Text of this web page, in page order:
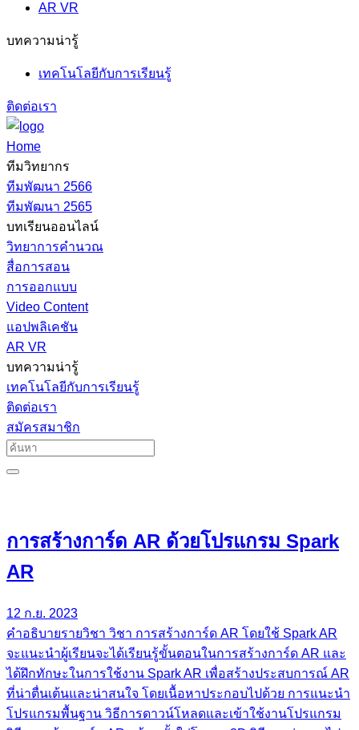
AR VR
บทความน่ารู้
เทคโนโลยีกับการเรียนรู้
ติดต่อเรา
Home
ทีมวิทยากร
ทีมพัฒนา 2566
ทีมพัฒนา 2565
บทเรียนออนไลน์
วิทยาการคำนวณ
สื่อการสอน
การออกแบบ
Video Content
แอปพลิเคชัน
AR VR
บทความน่ารู้
เทคโนโลยีกับการเรียนรู้
ติดต่อเรา
สมัครสมาชิก
การสร้างการ์ด AR ด้วยโปรแกรม Spark
AR
12 ก.ย. 2023
คำอธิบายรายวิชา วิชา การสร้างการ์ด AR โดยใช้ Spark AR
จะแนะนำผู้เรียนจะได้เรียนรู้ขั้นตอนในการสร้างการ์ด AR และ
ได้ฝึกทักษะในการใช้งาน Spark AR เพื่อสร้างประสบการณ์ AR
ที่น่าตื่นเต้นและน่าสนใจ โดยเนื้อหาประกอบไปด้วย การแนะนำ
โปรแกรมพื้นฐาน วิธีการดาวน์โหลดและเข้าใช้งานโปรแกรม